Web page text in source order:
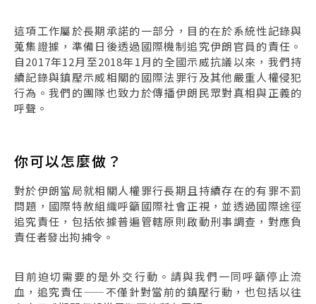
這項工作屬於長期承諾的一部分，目的在於系統性記錄與
蒐集證據，準備日後透過國際機制追究伊朗官員的責任。
自2017年12月至2018年1月的全國示威抗議以來，我們持
續記錄與鎮壓示威相關的國際法罪行及其他嚴重人權侵犯
行為。我們的團隊也致力於傳播伊朗民眾對真相與正義的
呼聲。
你可以怎麼做？
對於伊朗當局就相關人權罪行長期且持續存在的有罪不罰
問題，國際特赦組織呼籲國際社會正視，並透過國際途徑
追究責任，包括依據普遍管轄原則啟動刑事調查，對應負
責任者發出拘捕令。
目前迫切需要的是外交行動。請與我們一同呼籲停止流
血，追究責任——不僅針對當前的鎮壓行動，也包括以往